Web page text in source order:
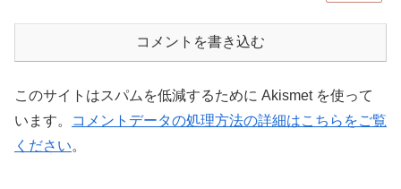
コメントを書き込む
このサイトはスパムを低減するために Akismet を使って
います。
コメントデータの処理方法の詳細はこちらをご覧
ください。